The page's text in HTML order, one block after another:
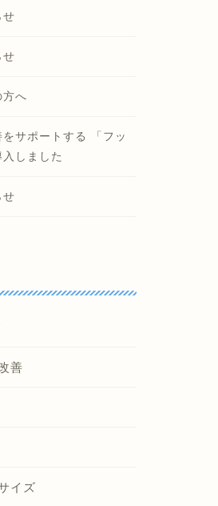
せ
せ
方へ
サポートする 「フッ
入しました
せ
善
イズ